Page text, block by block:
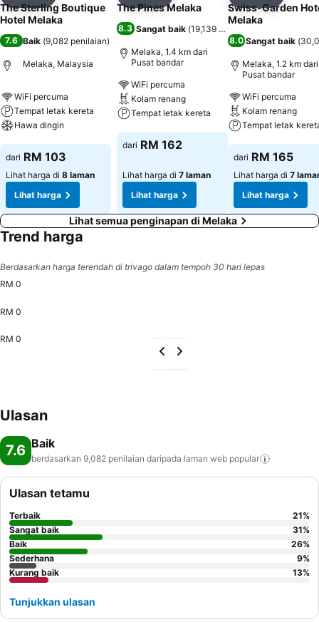
The Sterling Boutique
Hotel Melaka
7.6 Baik (9,082 penilaian)
Melaka, Malaysia
WiFi percuma
Tempat letak kereta
Hawa dingin
Lihat harga
dari RM 103
Lihat harga di 8 laman
Lihat harga
The Pines Melaka
8.3 Sangat baik (19,139 penilaian
Melaka, 1.4 km dari
Pusat bandar
WiFi percuma
Kolam renang
Tempat letak kereta
Lihat harga
dari RM 162
Lihat harga di 7 laman
Lihat harga
Swiss-Garden
Melaka
8.0 Sangat baik (
Melaka, 1.2 km dari
Pusat bandar
WiFi percuma
Kolam renang
Tempat letak
Lihat harga
dari RM 165
Lihat harga di 7
Lihat harga
Lihat semua penginapan di Melaka
Trend harga
Berdasarkan harga terendah di trivago dalam tempoh 30 hari lepas
RM 0
RM 0
RM 0
Ulasan
7.6 Baik
berdasarkan 9,082 penilaian daripada laman web popular
Ulasan tetamu
Terbaik 21%
Sangat baik
31%
Baik
26%
Sederhana
9%
Kurang baik
13%
Tunjukkan ulasan